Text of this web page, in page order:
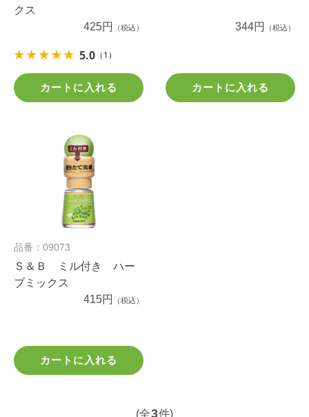
クス
425円
（税込）
5.0 （1）
カートに入れる
344円 （税込）
カートに入れる
品番：09073
Ｓ＆Ｂ ミル付き ハー
ブミックス
415円
（税込）
カートに入れる
(全3件)